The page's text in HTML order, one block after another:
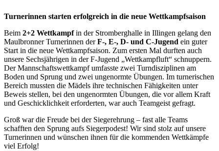
Turnerinnen starten erfolgreich in die neue Wettkampfsaison
Beim 2+2 Wettkampfin der Stromberghalle in Illingen gelang den
Maulbronner Turnerinnen derF-, E-, D- und C-Jugend ein guter
Start in die neue Wettkampfsaison. Zum ersten Mal durften auch
unsere Sechsjährigen in der F-Jugend „Wettkampfluft“ schnuppern.
Der Mannschaftswettkampf umfasste zwei Turndisziplinen am
Boden und Sprung und zwei ungenormte Übungen. Im turnerischen
Bereich mussten die Mädels ihre technischen Fähigkeiten unter
Beweis stellen, bei den ungenormten Übungen, die vor allem Kraft
und Geschicklichkeit erforderten, war auch Teamgeist gefragt.
Groß war die Freude bei der Siegerehrung – fast alle Teams
schafften den Sprung aufs Siegerpodest! Wir sind stolz auf unsere
Turnerinnen und wünschen ihnen für die kommenden Wettkämpfe
viel Erfolg!